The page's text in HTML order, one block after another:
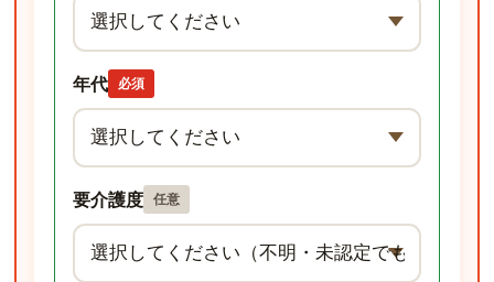
年代 必須
要介護度 任意